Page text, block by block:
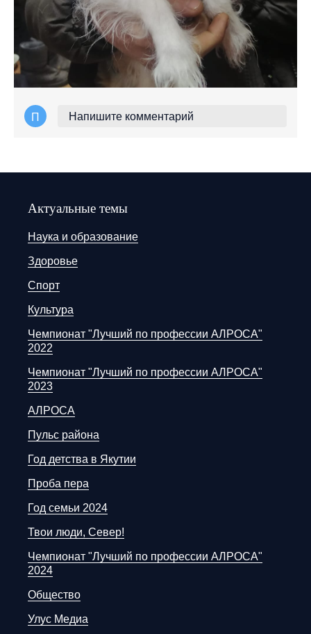
П Напишите комментарий
Актуальные темы
Наука и образование
Здоровье
Спорт
Культура
Чемпионат "Лучший по профессии АЛРОСА"
2022
Чемпионат "Лучший по профессии АЛРОСА"
2023
АЛРОСА
Пульс района
Год детства в Якутии
Проба пера
Год семьи 2024
Твои люди, Север!
Чемпионат "Лучший по профессии АЛРОСА"
2024
Общество
Улус Медиа